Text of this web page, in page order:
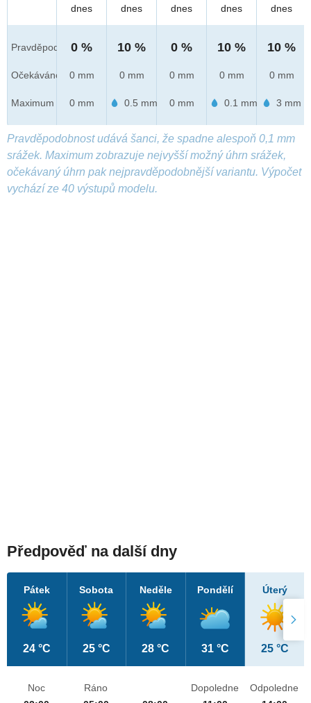
Pravděpod.
Očekáváno
Maximum
dnes
0 %
0 mm
0 mm
dnes
10 %
0 mm
0.5 mm
dnes
0 %
0 mm
0 mm
dnes
10 %
0 mm
0.1 mm
dnes
10 %
0 mm
3 mm
Pravděpodobnost udává šanci, že spadne alespoň 0,1 mm
srážek. Maximum zobrazuje nejvyšší možný úhrn srážek,
očekávaný úhrn pak nejpravděpodobnější variantu. Výpočet
vychází ze 40 výstupů modelu.
Předpověď na další dny
Pátek
24 °C
Sobota
25 °C
Neděle
28 °C
Pondělí
31 °C
Úterý
25 °C
Noc
Ráno
Dopoledne
Odpoledne